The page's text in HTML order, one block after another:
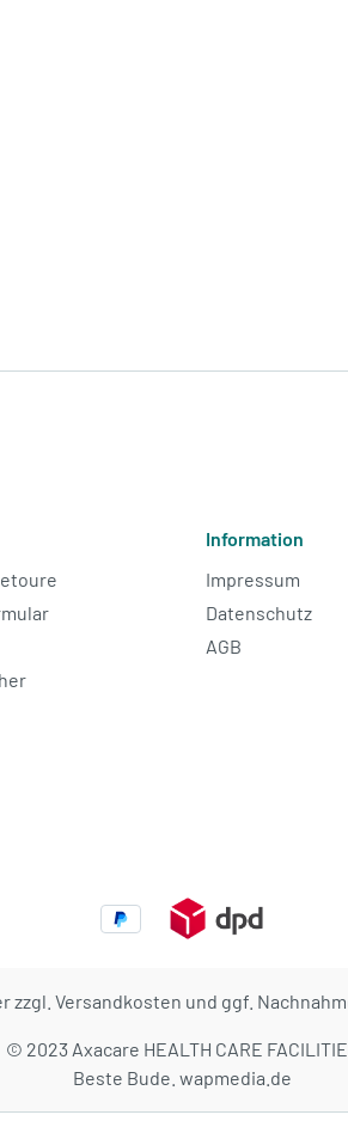
Information
Impressum
Datenschutz
AGB
zzgl. Versandkosten und ggf.
© 2023 Axacare HEALTH CARE
Beste Bude. wapmedia.de